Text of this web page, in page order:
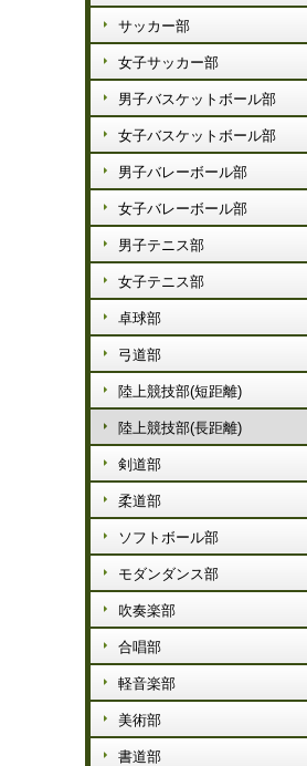
サッカー部
女子サッカー部
男子バスケットボール部
女子バスケットボール部
男子バレーボール部
女子バレーボール部
男子テニス部
女子テニス部
卓球部
弓道部
陸上競技部(短距離)
陸上競技部(長距離)
剣道部
柔道部
ソフトボール部
モダンダンス部
吹奏楽部
合唱部
軽音楽部
美術部
書道部